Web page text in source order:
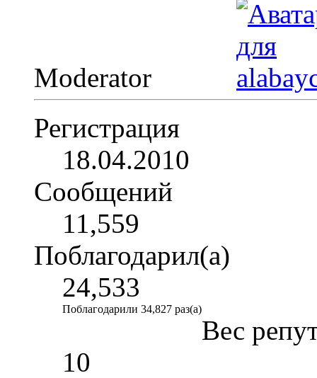
Moderator
Регистрация
18.04.2010
Сообщений
11,559
Поблагодарил(а)
24,533
Поблагодарили 34,827 раз(а)
Вес
10